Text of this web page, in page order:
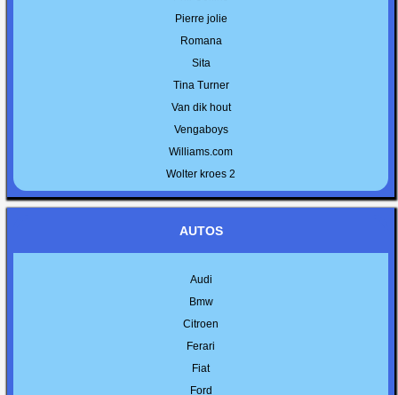
Pierre jolie
Romana
Sita
Tina Turner
Van dik hout
Vengaboys
Williams.com
Wolter kroes 2
AUTOS
Audi
Bmw
Citroen
Ferari
Fiat
Ford